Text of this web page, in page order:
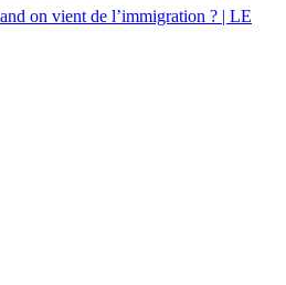
on vient de l’immigration ? | LE